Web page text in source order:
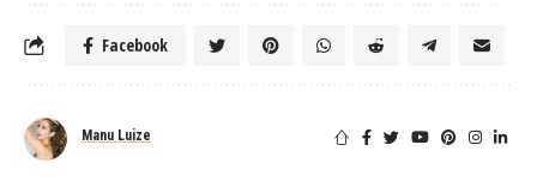
Facebook
Manu Luize